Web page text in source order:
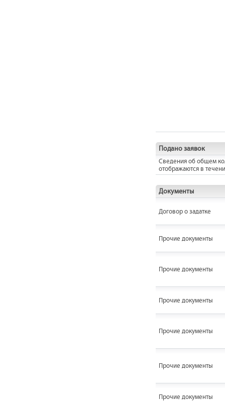
Подано заявок
Сведения об общем
отображаются в
Документы
Договор о задатке
Прочие документы
Прочие документы
Прочие документы
Прочие документы
Прочие документы
Прочие документы